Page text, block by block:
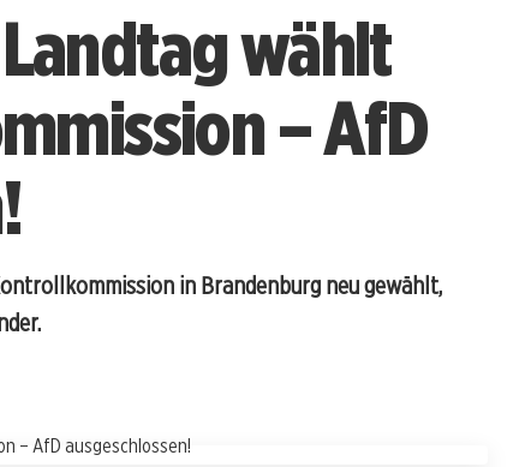
wählt
– AfD
in Brandenburg neu gewählt,